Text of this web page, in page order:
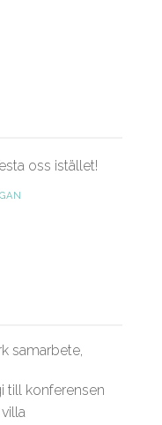
oss istället!
samarbete,
till konferensen